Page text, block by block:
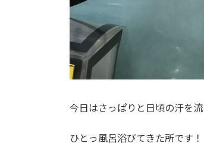
今日はさっぱりと日頃の汗を
ひとっ風呂浴びてきた所です！